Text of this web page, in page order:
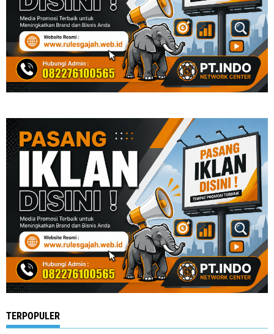
TERPOPULER